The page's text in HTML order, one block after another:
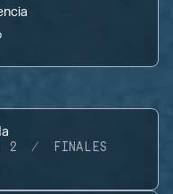
2 FINALES